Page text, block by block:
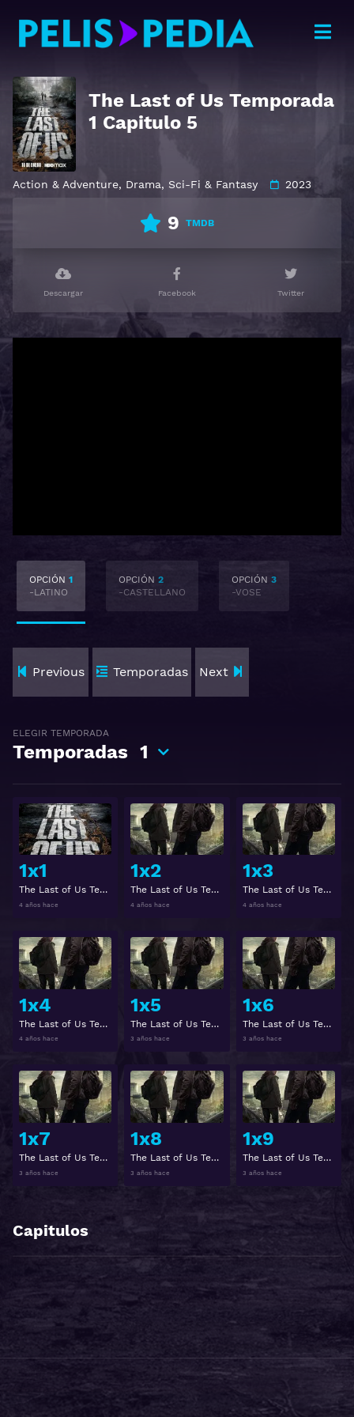
The Last of Us Temporada
1 Capitulo 5
Action & Adventure, Drama, Sci-Fi & Fantasy 2023
9 TMDB
Descargar Facebook Twitter
OPCIÓN 1
-LATINO
OPCIÓN 2
-CASTELLANO
OPCIÓN 3
-VOSE
Previous Temporadas Next
ELEGIR TEMPORADA
Temporadas 1
1x1
The Last of Us Temporada 1 Capitulo 1
4 años hace
Ver
1x2
The Last of Us Temporada 1 Capitulo 2
4 años hace
Ver
1x3
The Last of Us Temporada 1 Capitulo 3
4 años hace
1x4
The Last of Us Temporada 1 Capitulo 4
4 años hace
Ver
1x5
The Last of Us Temporada 1 Capitulo 5
3 años hace
Ver
1x6
The Last of Us Temporada 1 Capitulo 6
3 años hace
1x7
The Last of Us Temporada 1 Capitulo 7
3 años hace
Ver
1x8
The Last of Us Temporada 1 Capitulo 8
3 años hace
Ver
1x9
The Last of Us Temporada 1 Capitulo 9
3 años hace
Capitulos